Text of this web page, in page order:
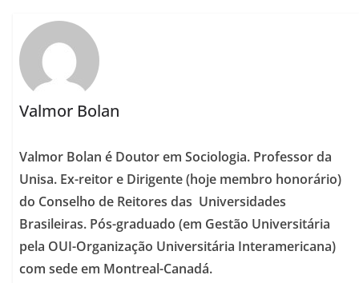
Valmor Bolan
Valmor Bolan é Doutor em Sociologia. Professor da
Unisa. Ex-reitor e Dirigente (hoje membro honorário)
do Conselho de Reitores das Universidades
Brasileiras. Pós-graduado (em Gestão Universitária
pela OUI-Organização Universitária Interamericana)
com sede em Montreal-Canadá.